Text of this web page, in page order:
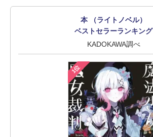
本 （ライトノベル）
ベストセラーランキング
KADOKAWA調べ
1位